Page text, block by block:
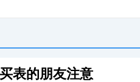
表的朋友注意